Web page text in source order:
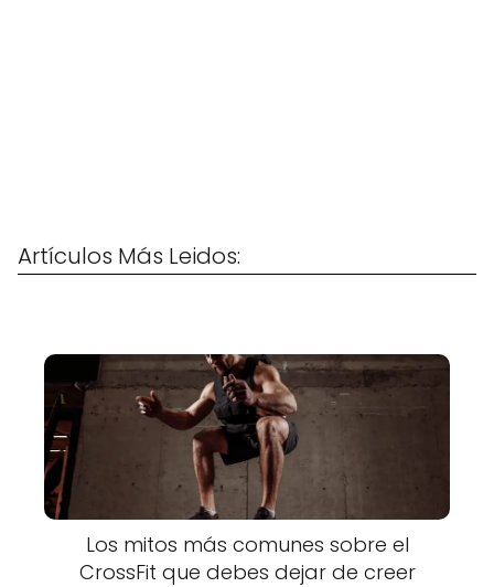
Artículos Más Leidos:
Los mitos más comunes sobre el
CrossFit que debes dejar de creer